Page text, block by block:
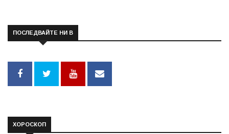
ПОСЛЕДВАЙТЕ НИ В
ХОРОСКОП